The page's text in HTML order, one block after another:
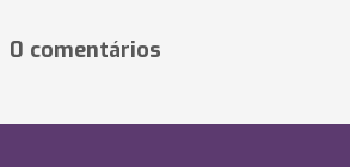
0 comentários